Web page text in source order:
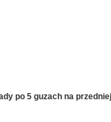
po 5 guzach na